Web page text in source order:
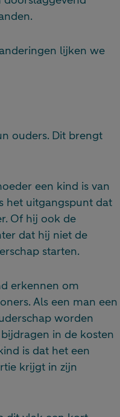
lijken we
ouders. Dit brengt
een kind is van
het uitgangspunt dat
Of hij ook de
dat hij niet de
starten.
erkennen om
Als een man een
worden
in de kosten
is dat het een
krijgt in zijn